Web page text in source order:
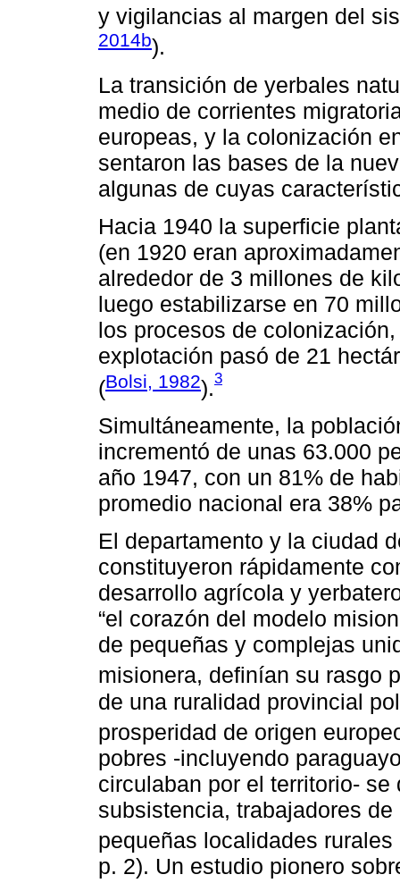
y vigilancias al margen del
2014b).
La transición de yerbales
medio de corrientes
europeas, y la colonización
sentaron las bases de la
algunas de cuyas
Hacia 1940 la superficie
(en 1920 eran
alrededor de 3 millones de
luego estabilizarse en 70
los procesos de
explotación pasó de 21
(Bolsi, 1982).3
Simultáneamente, la
incrementó de unas 63.000
año 1947, con un 81% de
promedio nacional era 38%
El departamento y la ciudad
constituyeron rápidamente
desarrollo agrícola y
“el corazón del modelo
de pequeñas y complejas
misionera, definían su rasgo
de una ruralidad provincial
prosperidad de origen
pobres -incluyendo
circulaban por el territorio-
subsistencia, trabajadores
pequeñas localidades
p. 2). Un estudio pionero